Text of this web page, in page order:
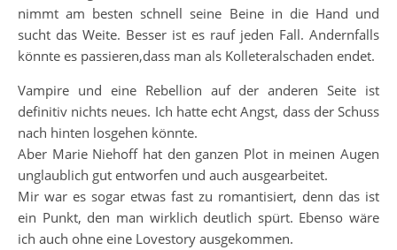
nimmt am besten schnell seine Beine in die Hand und
sucht das Weite. Besser ist es rauf jeden Fall. Andernfalls
könnte es passieren,dass man als Kolleteralschaden endet.
Vampire und eine Rebellion auf der anderen Seite ist
definitiv nichts neues. Ich hatte echt Angst, dass der Schuss
nach hinten losgehen könnte.
Aber Marie Niehoff hat den ganzen Plot in meinen Augen
unglaublich gut entworfen und auch ausgearbeitet.
Mir war es sogar etwas fast zu romantisiert, denn das ist
ein Punkt, den man wirklich deutlich spürt. Ebenso wäre
ich auch ohne eine Lovestory ausgekommen.